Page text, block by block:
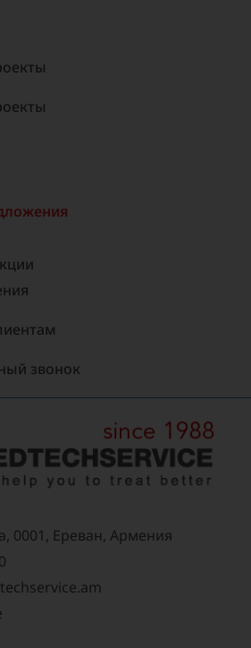
звонок
0001, Ереван, Армения